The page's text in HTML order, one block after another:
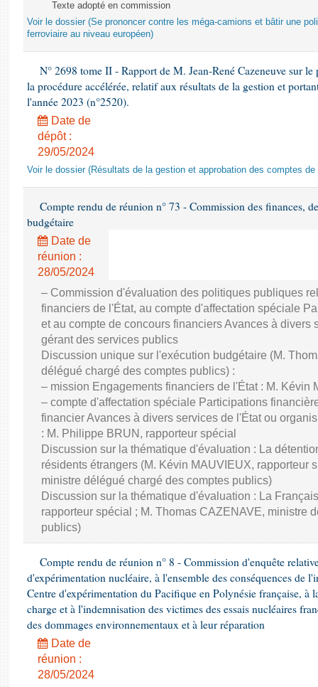
Texte adopté en commission
Voir le dossier (Se prononcer contre les méga-camions et bâtir une
ferroviaire au niveau européen)
N° 2698 tome II - Rapport de M. Jean-René Cazeneuve sur
la procédure accélérée, relatif aux résultats de la gestion et
l'année 2023 (n°2520).
Date de
dépôt :
29/05/2024
Voir le dossier (Résultats de la gestion et approbation des comptes de
Compte rendu de réunion n° 73 - Commission des finances,
budgétaire
Date de
réunion :
28/05/2024
– Commission d'évaluation des politiques publiques
financiers de l'État, au compte d'affectation spéciale
et au compte de concours financiers Avances à divers
gérant des services publics
Discussion unique sur l'exécution budgétaire (M.
délégué chargé des comptes publics) :
– mission Engagements financiers de l'État : M. Kévin
– compte d'affectation spéciale Participations
financier Avances à divers services de l'État ou
: M. Philippe BRUN, rapporteur spécial
Discussion sur la thématique d'évaluation : La
résidents étrangers (M. Kévin MAUVIEUX, rapporteur
ministre délégué chargé des comptes publics)
Discussion sur la thématique d'évaluation : La
rapporteur spécial ; M. Thomas CAZENAVE, ministre
publics)
Compte rendu de réunion n° 8 - Commission d'enquête
d'expérimentation nucléaire, à l'ensemble des conséquences de
Centre d'expérimentation du Pacifique en Polynésie française, à
charge et à l'indemnisation des victimes des essais nucléaires
des dommages environnementaux et à leur réparation
Date de
réunion :
28/05/2024